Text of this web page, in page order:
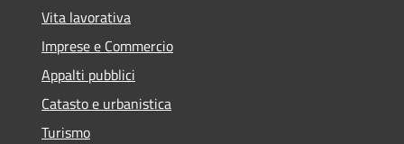
Vita lavorativa
Imprese e Commercio
Appalti pubblici
Catasto e urbanistica
Turismo